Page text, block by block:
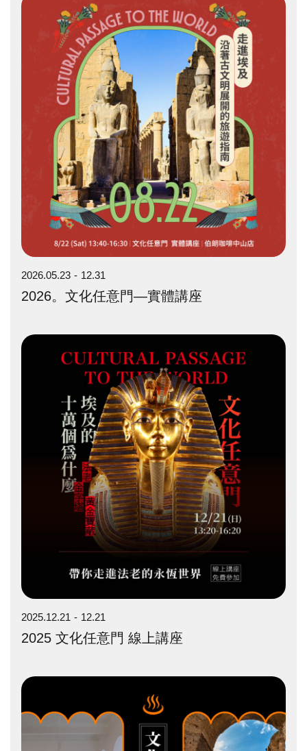
2026.05.23 12.31
2026。文化任意門—實體講座
2025.12.21 12.21
2025 文化任意門 線上講座